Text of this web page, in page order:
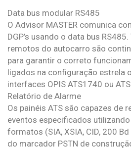
Data bus modular RS485
O Advisor MASTER comunica
DGP’s usando o data bus
remotos do autocarro são
para garantir o correto
ligados na configuração estrela
interfaces OPIS ATS1740 ou
Relatório de Alarme
Os painéis ATS são capazes de
eventos especificados
formatos (SIA, XSIA, CID, 200
do marcador PSTN de